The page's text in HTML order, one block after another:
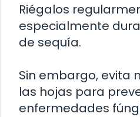
Riégalos
especialmente
de sequía.
Sin embargo, evita
las hojas para
enfermedades